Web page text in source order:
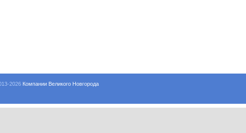
2026 Компании Великого Новгорода